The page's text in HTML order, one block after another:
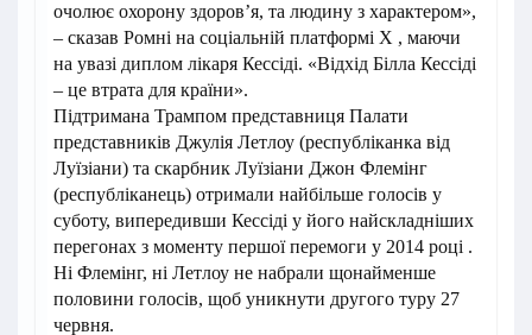
очолює охорону здоров’я, та людину з характером»,
– сказав Ромні на соціальній платформі X , маючи
на увазі диплом лікаря Кессіді. «Відхід Білла Кессіді
– це втрата для країни».
Підтримана Трампом представниця Палати
представників Джулія Летлоу (республіканка від
Луїзіани) та скарбник Луїзіани Джон Флемінг
(республіканець) отримали найбільше голосів у
суботу, випередивши Кессіді у його найскладніших
перегонах з моменту першої перемоги у 2014 році .
Ні Флемінг, ні Летлоу не набрали щонайменше
половини голосів, щоб уникнути другого туру 27
червня.